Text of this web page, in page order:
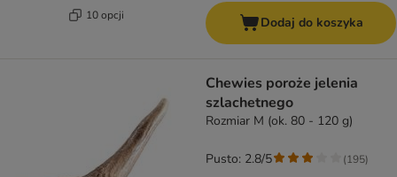
10 opcji Dodaj do koszyka
Chewies poroże jelenia
szlachetnego
Rozmiar M (ok. 80 - 120 g)
Pusto: 2.8/5 (195)